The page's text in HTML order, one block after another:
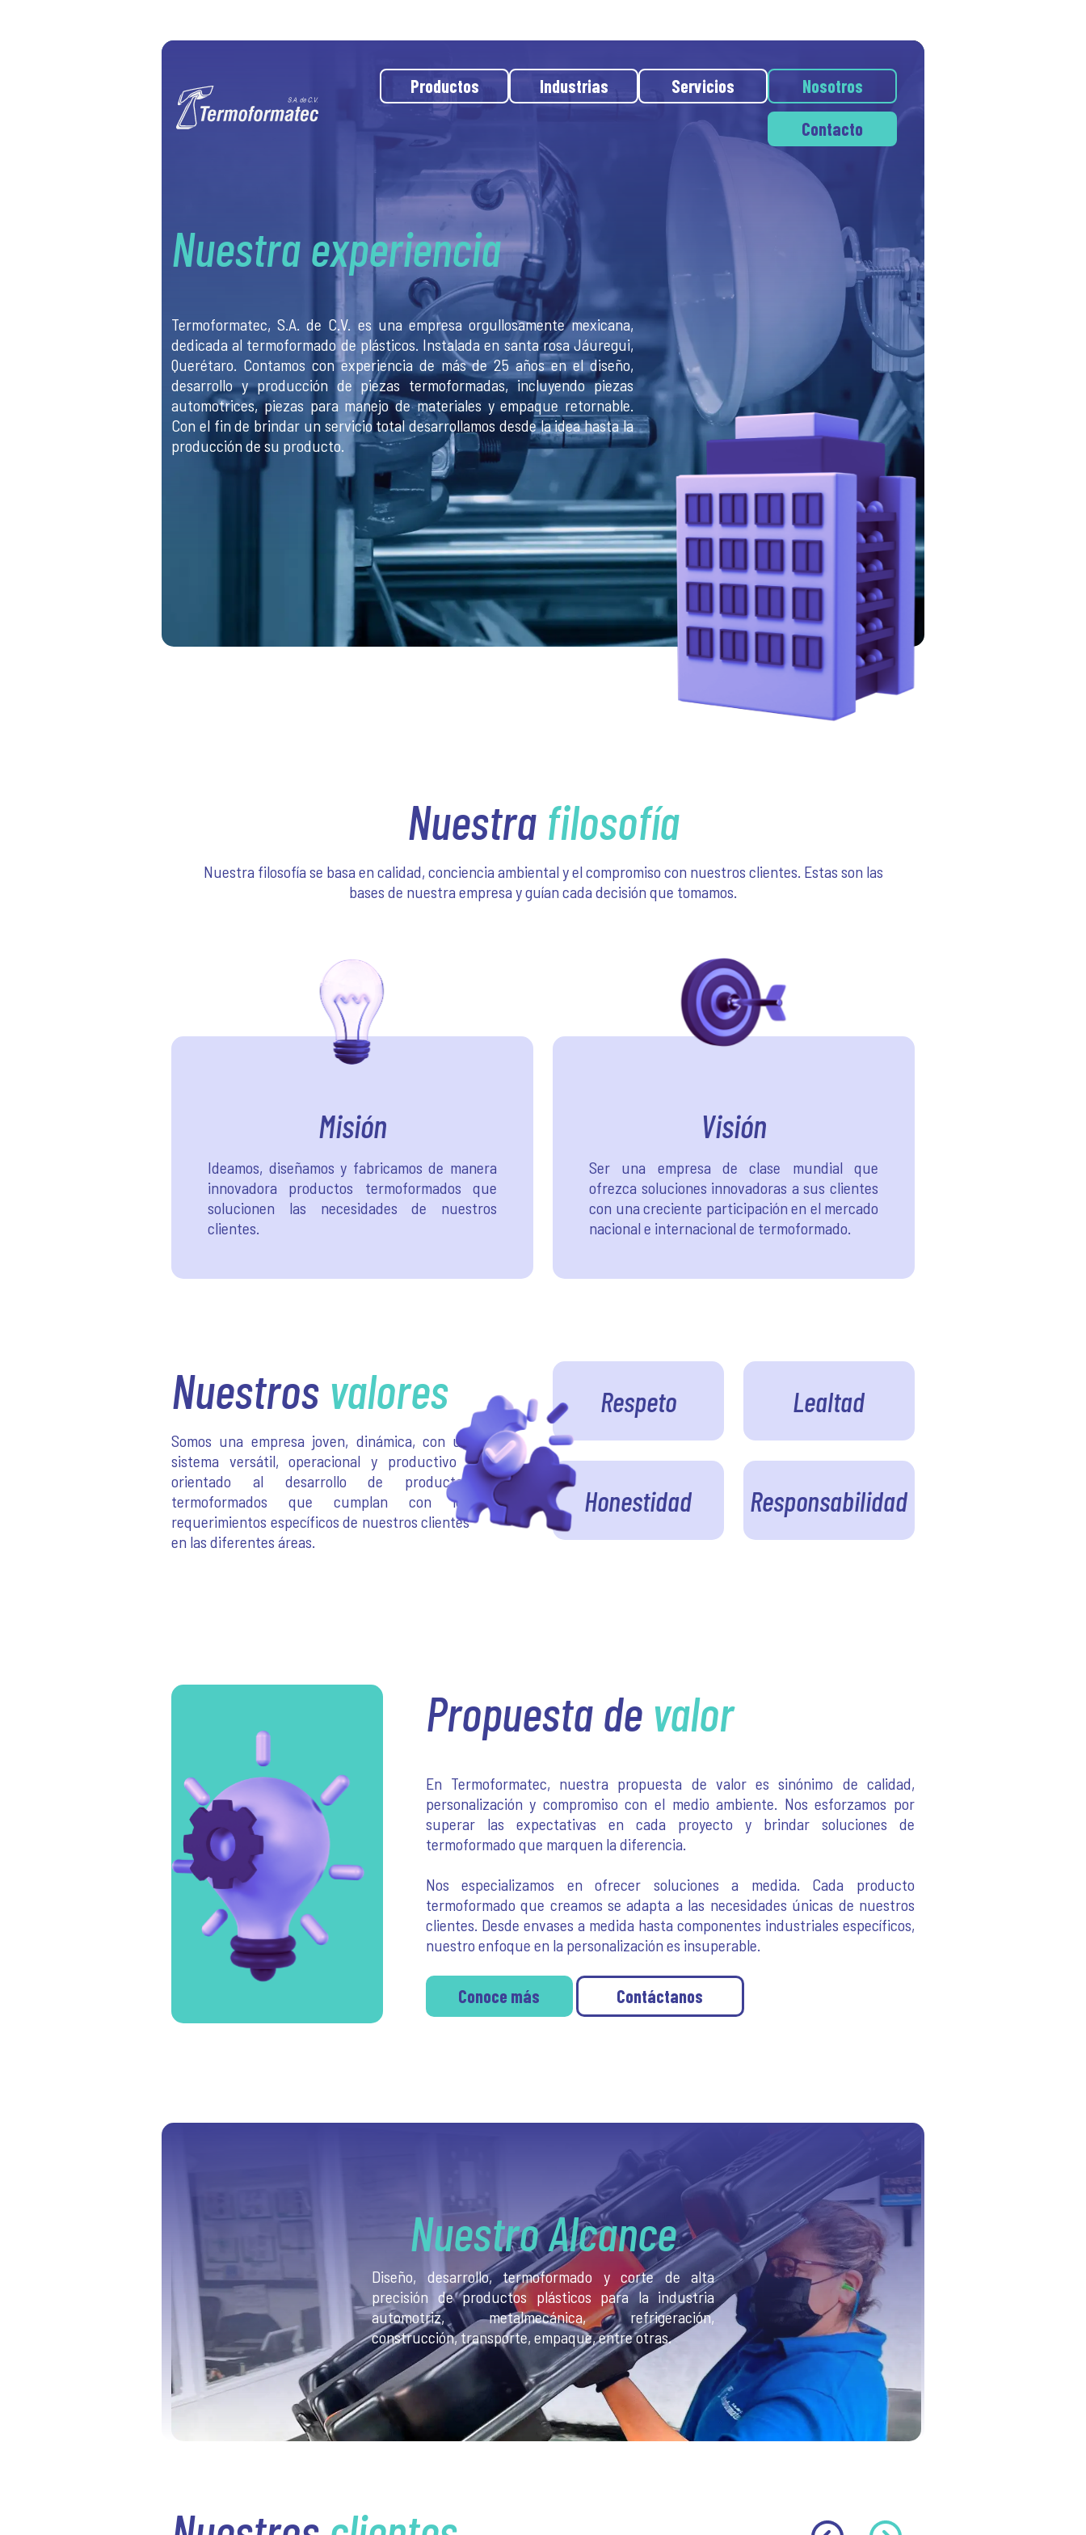
Productos Industrias Servicios Nosotros
Contacto
Nosotros
Termoformatec
Nuestra experiencia
Termoformatec, S.A. de C.V. es una empresa orgullosamente mexicana,
dedicada al termoformado de plásticos. Instalada en santa rosa Jáuregui,
Querétaro. Contamos con experiencia de más de 25 años en el diseño,
desarrollo y producción de piezas termoformadas, incluyendo piezas
automotrices, piezas para manejo de materiales y empaque retornable.
Con el fin de brindar un servicio total desarrollamos desde la idea hasta la
producción de su producto.
Nuestra filosofía
Nuestra filosofía se basa en calidad, conciencia ambiental y el compromiso con nuestros clientes. Estas son las
bases de nuestra empresa y guían cada decisión que tomamos.
Misión
Ideamos, diseñamos y fabricamos de manera
innovadora productos termoformados que
solucionen las necesidades de nuestros
clientes.
Visión
Ser una empresa de clase mundial que
ofrezca soluciones innovadoras a sus clientes
con una creciente participación en el mercado
nacional e internacional de termoformado.
Nuestros valores
Somos una empresa joven, dinámica, con un
sistema versátil, operacional y productivo ,
orientado al desarrollo de productos
termoformados que cumplan con los
requerimientos específicos de nuestros clientes
en las diferentes áreas.
Respeto Lealtad
Honestidad Responsabilidad
Propuesta de valor
En Termoformatec, nuestra propuesta de valor es sinónimo de calidad,
personalización y compromiso con el medio ambiente. Nos esforzamos por
superar las expectativas en cada proyecto y brindar soluciones de
termoformado que marquen la diferencia.
Nos especializamos en ofrecer soluciones a medida. Cada producto
termoformado que creamos se adapta a las necesidades únicas de nuestros
clientes. Desde envases a medida hasta componentes industriales específicos,
nuestro enfoque en la personalización es insuperable.
Conoce más Contáctanos
Nuestro Alcance
Diseño, desarrollo, termoformado y corte de alta
precisión de productos plásticos para la industria
automotriz, metalmecánica, refrigeración,
construcción, transporte, empaque, entre otras.